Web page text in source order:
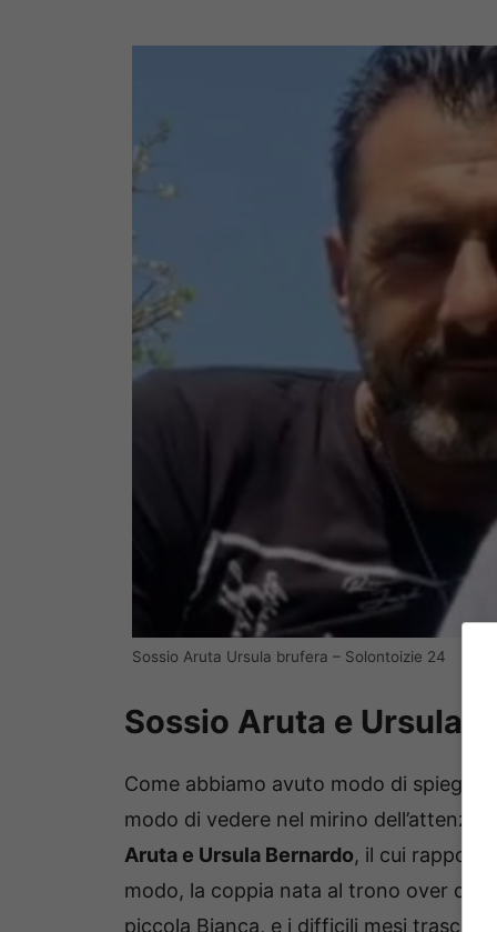
Sossio Aruta Ursula brufera – Solontoizie 24
Sossio Aruta e Ursula,
Come abbiamo avuto modo di
modo di vedere nel mirino
Aruta e Ursula Bernardo, il cui
modo, la coppia nata al trono over di
piccola Bianca, e i difficili mesi